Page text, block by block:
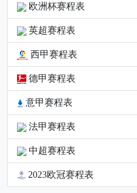
欧洲杯赛程表
英超赛程表
西甲赛程表
德甲赛程表
意甲赛程表
法甲赛程表
中超赛程表
2023欧冠赛程表